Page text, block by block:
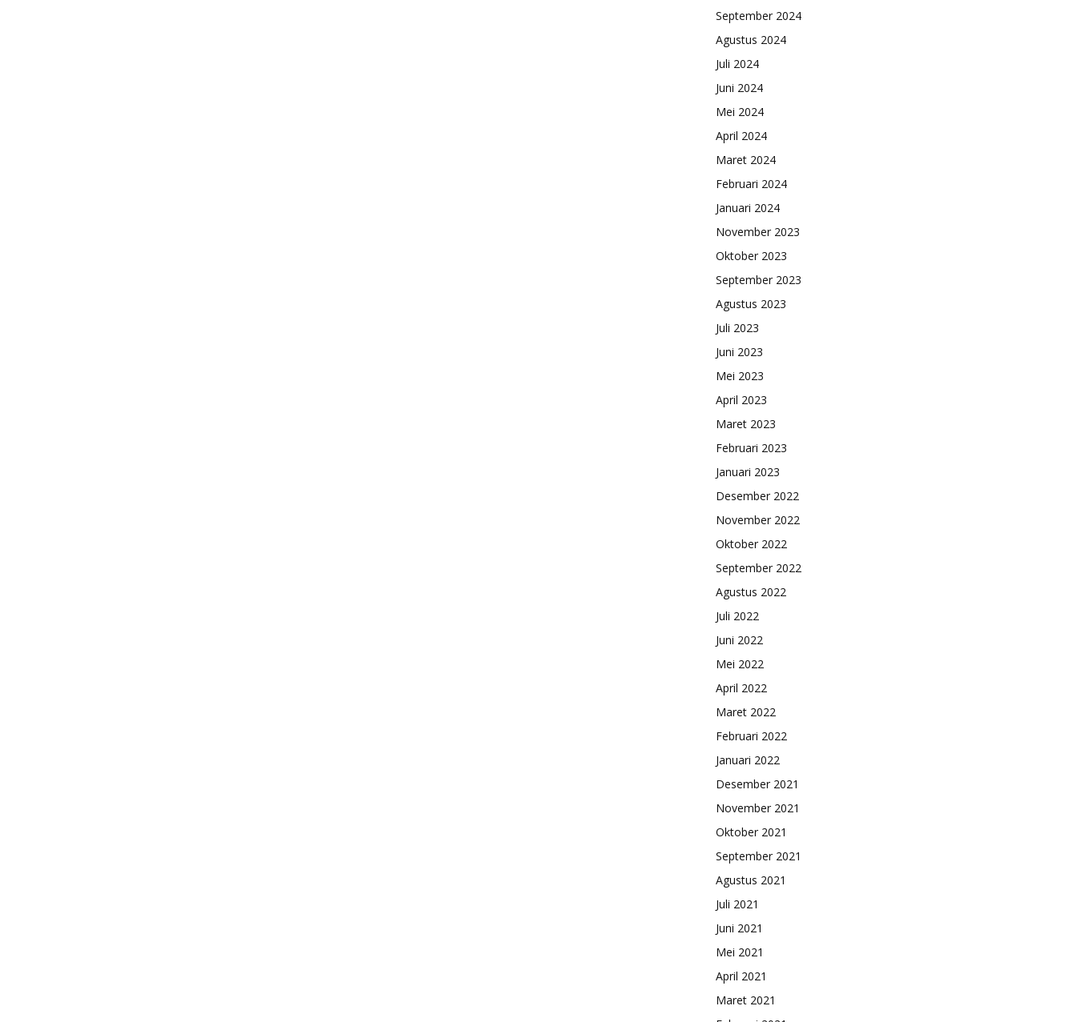
September 2024
Agustus 2024
Juli 2024
Juni 2024
Mei 2024
April 2024
Maret 2024
Februari 2024
Januari 2024
November 2023
Oktober 2023
September 2023
Agustus 2023
Juli 2023
Juni 2023
Mei 2023
April 2023
Maret 2023
Februari 2023
Januari 2023
Desember 2022
November 2022
Oktober 2022
September 2022
Agustus 2022
Juli 2022
Juni 2022
Mei 2022
April 2022
Maret 2022
Februari 2022
Januari 2022
Desember 2021
November 2021
Oktober 2021
September 2021
Agustus 2021
Juli 2021
Juni 2021
Mei 2021
April 2021
Maret 2021